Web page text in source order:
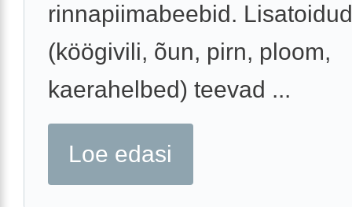
rinnapiimabeebid. Lisatoidud
(köögivili, õun, pirn, ploom,
kaerahelbed) teevad ...
Loe edasi